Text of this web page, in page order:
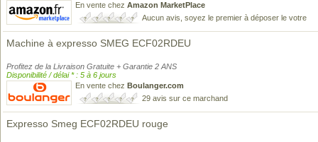
En vente chez Amazon MarketPlace
Aucun avis, soyez le premier à déposer le votre
Machine à expresso SMEG ECF02RDEU
Profitez de la Livraison Gratuite + Garantie 2 ANS
Disponibilité / délai * : 5 à 6 jours
En vente chez Boulanger.com
29 avis sur ce marchand
Expresso Smeg ECF02RDEU rouge